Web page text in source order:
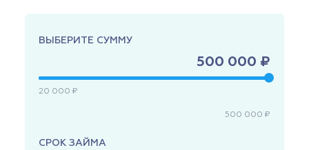
ВЫБЕРИТЕ СУММУ
500 000 ₽
20 000 ₽
500 000 ₽
СРОК ЗАЙМА